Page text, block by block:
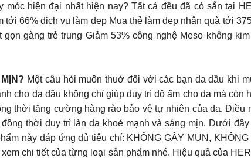
hiện đại nhất hiện nay? Tất cả đều đã có sẵn tại
66% dịch vụ làm đẹp Mua thẻ làm đẹp nhận quà tới
gàng trẻ trung Giảm 53% công nghệ Meso không
Một câu hỏi muôn thuở đối với các bạn da dầu khi
cho da dầu không chỉ giúp duy trì độ ẩm cho da mà còn
thời tăng cường hàng rào bảo vệ tự nhiên của da.
thời duy trì làn da khoẻ mạnh và sáng mịn. Dưới
này đáp ứng đủ tiêu chí: KHÔNG GÂY MỤN,
chi tiết của từng loại sản phẩm nhé. Hiệu quả của